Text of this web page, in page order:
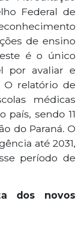
Federal de
de ensino
é o único
por avaliar e
O relatório de
médicas
país, sendo 11
do Paraná. O
até 2031,
período de
dos novos